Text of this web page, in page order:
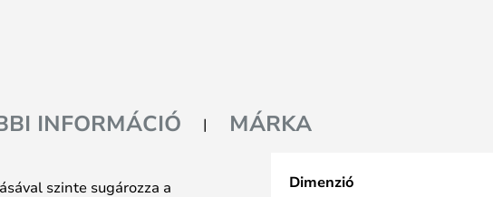
INFORMÁCIÓ MÁRKA
szinte sugározza a
Dimenzió